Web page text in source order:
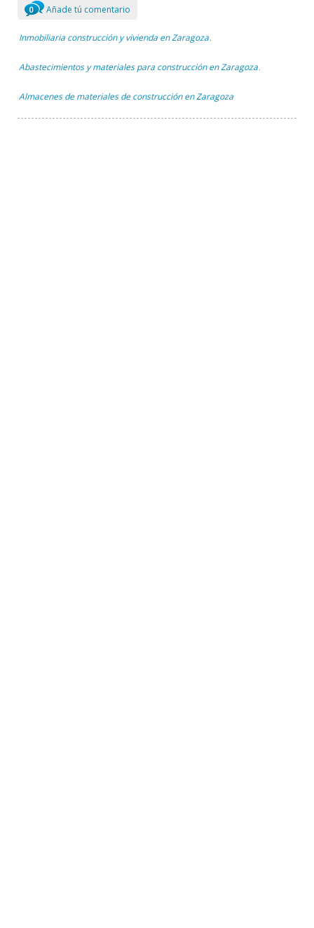
0 Añade tú comentario
Inmobiliaria construcción y vivienda en Zaragoza ,
Abastecimientos y materiales para construcción en Zaragoza ,
Almacenes de materiales de construcción en Zaragoza